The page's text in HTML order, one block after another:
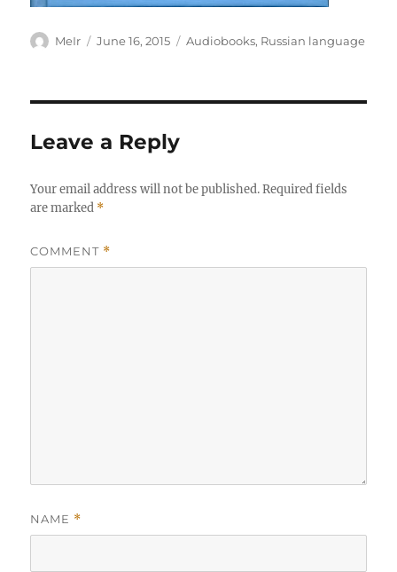
Author
MeIr
Posted
June 16, 2015 Categories
Audiobooks, Russian language
Leave a Reply
Your email address will not be published. Required fields
are marked *
COMMENT *
NAME *